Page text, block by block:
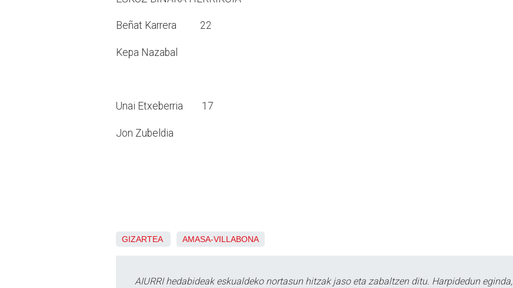
Beñat Karrera 22
Kepa Nazabal
Unai Etxeberria 17
Jon Zubeldia
GIZARTEA AMASA-VILLABONA
AIURRI hedabideak eskualdeko nortasun hitzak jaso eta zabaltzen ditu. Harpidedun eginda,